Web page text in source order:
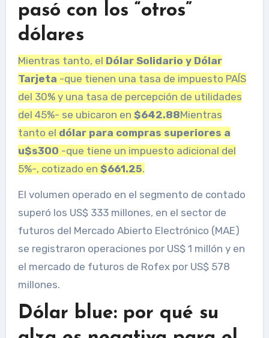
pasó con los “otros”
dólares
Mientras tanto, el Dólar Solidario y Dólar
Tarjeta -que tienen una tasa de impuesto PAÍS
del 30% y una tasa de percepción de utilidades
del 45%- se ubicaron en $642.88Mientras
tanto el dólar para compras superiores a
u$s300 -que tiene un impuesto adicional del
5%-, cotizado en $661.25.
El volumen operado en el segmento de contado
superó los US$ 333 millones, en el sector de
futuros del Mercado Abierto Electrónico (MAE)
se registraron operaciones por US$ 1 millón y en
el mercado de futuros de Rofex por US$ 578
millones.
Dólar blue: por qué su